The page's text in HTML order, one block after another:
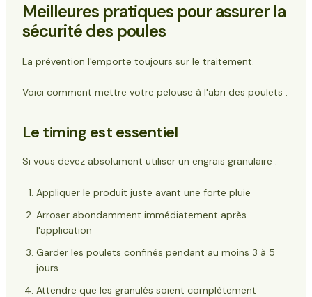
Meilleures pratiques pour assurer la
sécurité des poules
La prévention l'emporte toujours sur le traitement.
Voici comment mettre votre pelouse à l'abri des poulets :
Le timing est essentiel
Si vous devez absolument utiliser un engrais granulaire :
Appliquer le produit juste avant une forte pluie
Arroser abondamment immédiatement après
l'application
Garder les poulets confinés pendant au moins 3 à 5
jours.
Attendre que les granulés soient complètement